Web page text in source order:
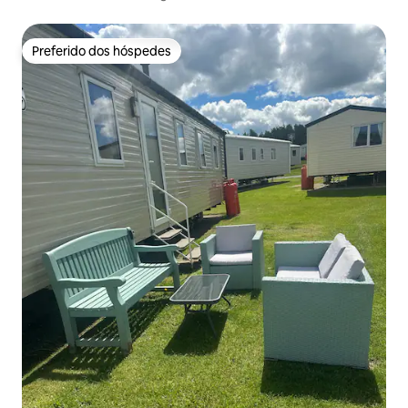
Preferido dos hóspedes
Preferido dos hóspedes